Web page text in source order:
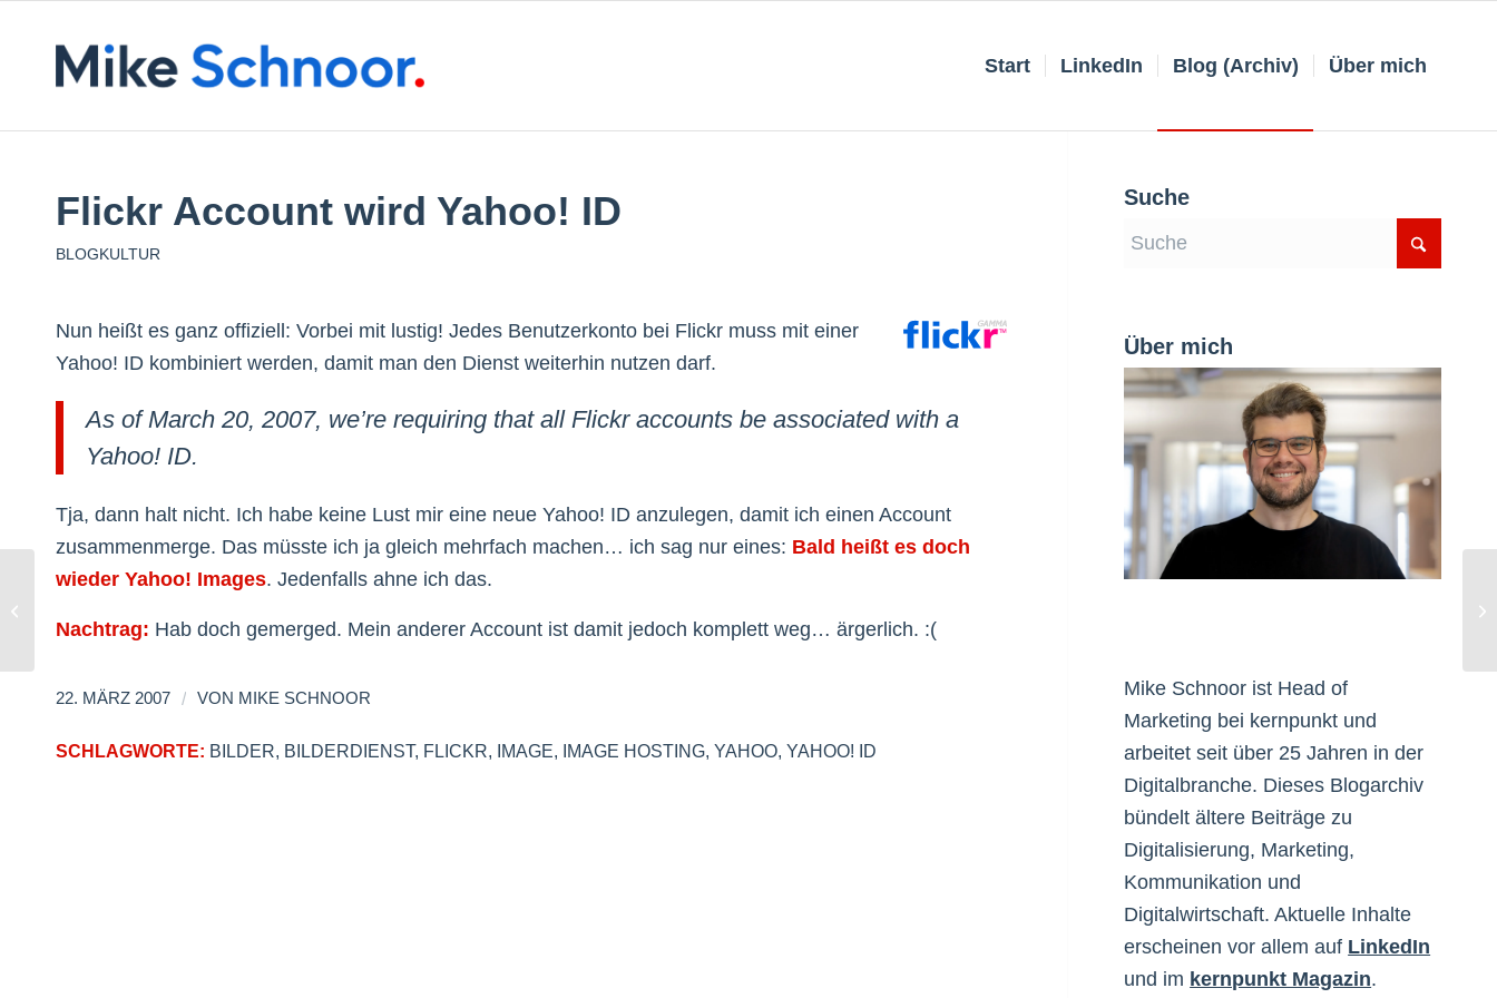
Start LinkedIn Blog (Archiv) Über mich
Flickr Account wird Yahoo! ID
BLOGKULTUR
Nun heißt es ganz offiziell: Vorbei mit lustig! Jedes Benutzerkonto bei Flickr muss mit einer
Yahoo! ID kombiniert werden, damit man den Dienst weiterhin nutzen darf.
As of March 20, 2007, we’re requiring that all Flickr accounts be associated with a
Yahoo! ID.
Tja, dann halt nicht. Ich habe keine Lust mir eine neue Yahoo! ID anzulegen, damit ich einen Account
zusammenmerge. Das müsste ich ja gleich mehrfach machen… ich sag nur eines: Bald heißt es doch
wieder Yahoo! Images. Jedenfalls ahne ich das.
Nachtrag: Hab doch gemerged. Mein anderer Account ist damit jedoch komplett weg… ärgerlich. :(
22. MÄRZ 2007 / VON MIKE SCHNOOR
SCHLAGWORTE: BILDER, BILDERDIENST, FLICKR, IMAGE, IMAGE HOSTING, YAHOO, YAHOO! ID
Suche
Über mich
Mike Schnoor ist Head of
Marketing bei kernpunkt und
arbeitet seit über 25 Jahren in der
Digitalbranche. Dieses Blogarchiv
bündelt ältere Beiträge zu
Digitalisierung, Marketing,
Kommunikation und
Digitalwirtschaft. Aktuelle Inhalte
erscheinen vor allem auf LinkedIn
und im kernpunkt Magazin.